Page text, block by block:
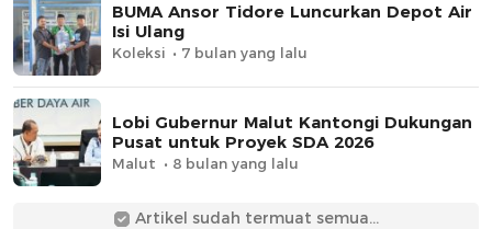
BUMA Ansor Tidore Luncurkan Depot Air
Isi Ulang
Koleksi 7 bulan yang lalu
Lobi Gubernur Malut Kantongi Dukungan
Pusat untuk Proyek SDA 2026
Malut 8 bulan yang lalu
Artikel sudah termuat semua...